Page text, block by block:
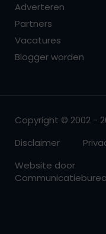
Adverteren
Partners
Vacatures
Blogger worden
Copyright © 2002 -
Disclaimer
Website door